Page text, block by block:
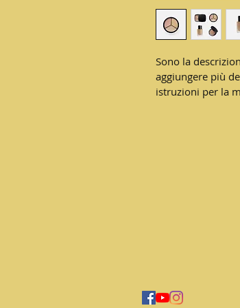
Sono la
aggiungere più
istruzioni per la